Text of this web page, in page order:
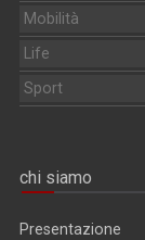
Mobilità
Life
Sport
chi siamo
Presentazione